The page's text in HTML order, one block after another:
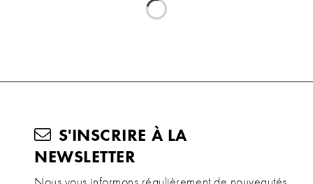
S'INSCRIRE À LA
NEWSLETTER